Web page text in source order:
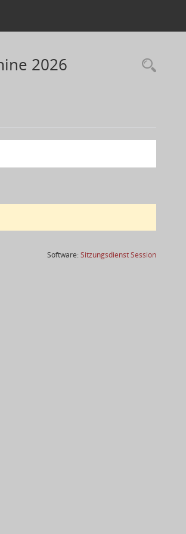
2026
Software:SitzungsdienstSession(Wird in